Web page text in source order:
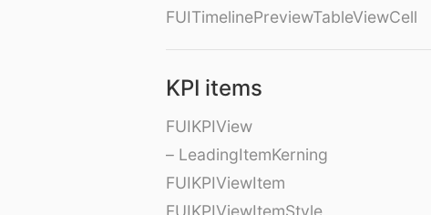
FUITimelinePreviewTableViewCell
KPI items
FUIKPIView
– LeadingItemKerning
FUIKPIViewItem
FUIKPIViewItemStyle